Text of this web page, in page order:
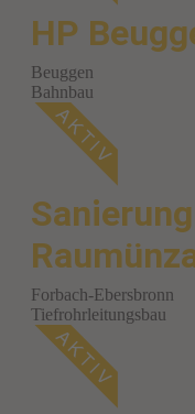
HP
Beuggen
Bahnbau
Forbach-Ebersbronn
Tiefrohrleitungsbau